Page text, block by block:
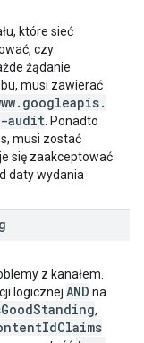
które sieć
czy
żądanie
musi zawierać
. googleapis.
audit . Ponadto
musi zostać
się zaakceptować
daty wydania
z kanałem.
logicznej AND na
GoodStanding,
IdClaims